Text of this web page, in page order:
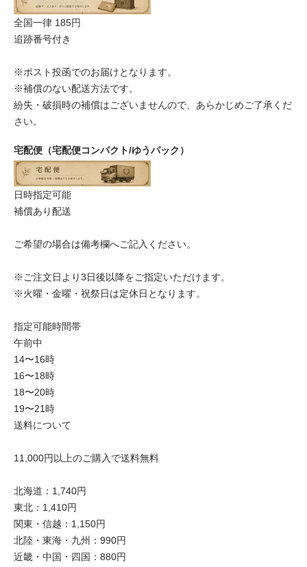
全国一律 185円
追跡番号付き
※ポスト投函でのお届けとなります。
※補償のない配送方法です。
紛失・破損時の補償はございませんので、あらかじめご了承くだ
さい。
宅配便（宅配便コンパクト/ゆうパック）
日時指定可能
補償あり配送
ご希望の場合は備考欄へご記入ください。
※ご注文日より3日後以降をご指定いただけます。
※火曜・金曜・祝祭日は定休日となります。
指定可能時間帯
午前中
14〜16時
16〜18時
18〜20時
19〜21時
送料について
11,000円以上のご購入で送料無料
北海道：1,740円
東北：1,410円
関東・信越：1,150円
北陸・東海・九州：990円
近畿・中国・四国：880円